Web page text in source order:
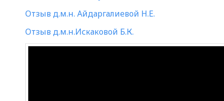
Отзыв д.м.н. Айдаргалиевой Н.Е.
Отзыв д.м.н.Искаковой Б.К.